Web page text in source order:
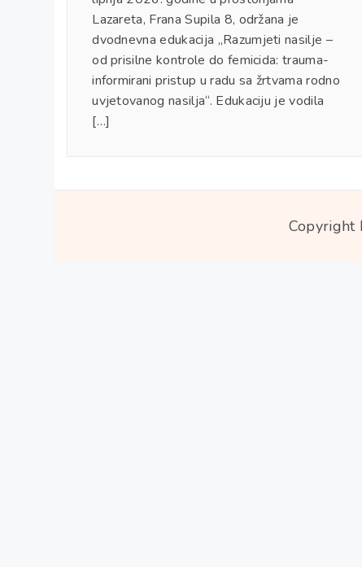
Lazareta, Frana Supila 8, održana je
dvodnevna edukacija „Razumjeti nasilje –
od prisilne kontrole do femicida: trauma-
informirani pristup u radu sa žrtvama rodno
uvjetovanog nasilja“. Edukaciju je vodila
[…]
Copyright